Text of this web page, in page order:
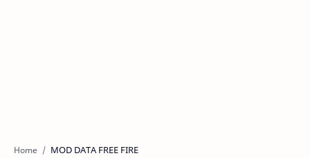
Home MOD DATA FREE FIRE